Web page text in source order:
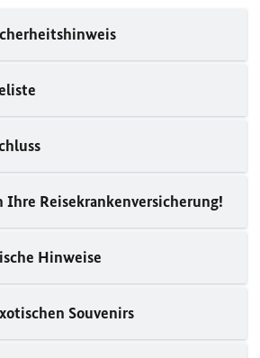
Ihre Reisekrankenversicherung!
Hinweise
Souvenirs